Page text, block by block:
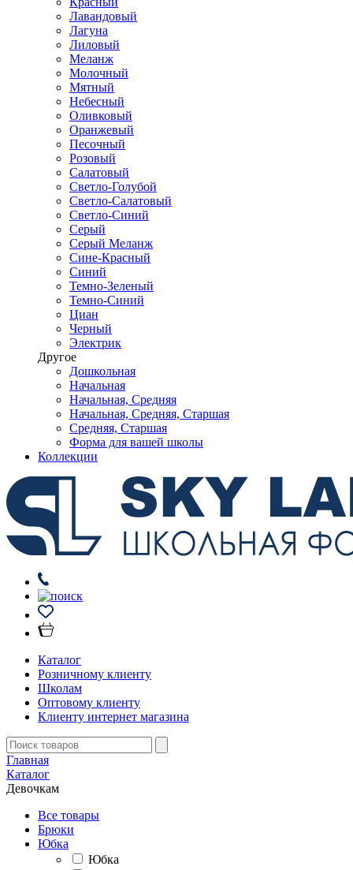
Лавандовый
Лагуна
Лиловый
Меланж
Молочный
Мятный
Небесный
Оливковый
Оранжевый
Песочный
Розовый
Салатовый
Светло-Голубой
Светло-Салатовый
Светло-Синий
Серый
Серый Меланж
Сине-Красный
Синий
Темно-Зеленый
Темно-Синий
Циан
Черный
Электрик
Другое
Дошкольная
Начальная
Начальная, Средняя
Начальная, Средняя, Старшая
Средняя, Старшая
Форма для вашей школы
Коллекции
Каталог
Розничному клиенту
Школам
Оптовому клиенту
Клиенту интернет магазина
Главная
Каталог
Девочкам
Все товары
Брюки
Юбка
Юбка